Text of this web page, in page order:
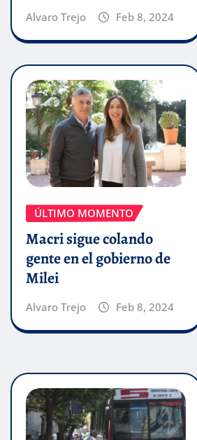
Alvaro Trejo Feb 8, 2024
ÚLTIMO MOMENTO
Macri sigue colando
gente en el gobierno de
Milei
Alvaro Trejo Feb 8, 2024